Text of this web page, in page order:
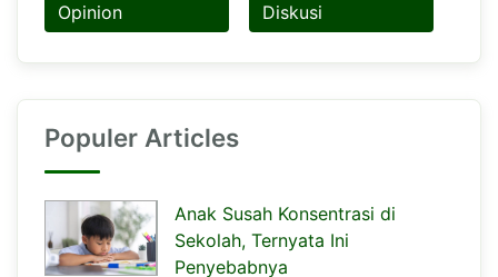
Opinion Diskusi
Populer Articles
Anak Susah Konsentrasi di
Sekolah, Ternyata Ini
Penyebabnya